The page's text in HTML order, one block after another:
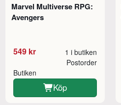
Marvel Multiverse RPG:
Avengers
549 kr 1 i butiken
Butiken
Postorder
Köp